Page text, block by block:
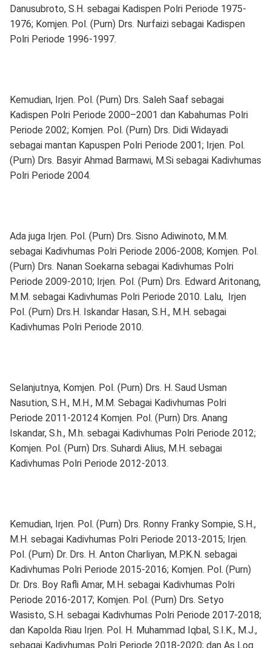
Danusubroto, S.H. sebagai Kadispen Polri Periode 1975-
1976; Komjen. Pol. (Purn) Drs. Nurfaizi sebagai Kadispen
Polri Periode 1996-1997.
Kemudian, Irjen. Pol. (Purn) Drs. Saleh Saaf sebagai
Kadispen Polri Periode 2000–2001 dan Kabahumas Polri
Periode 2002; Komjen. Pol. (Purn) Drs. Didi Widayadi
sebagai mantan Kapuspen Polri Periode 2001; Irjen. Pol.
(Purn) Drs. Basyir Ahmad Barmawi, M.Si sebagai Kadivhumas
Polri Periode 2004.
Ada juga Irjen. Pol. (Purn) Drs. Sisno Adiwinoto, M.M.
sebagai Kadivhumas Polri Periode 2006-2008; Komjen. Pol.
(Purn) Drs. Nanan Soekarna sebagai Kadivhumas Polri
Periode 2009-2010; Irjen. Pol. (Purn) Drs. Edward Aritonang,
M.M. sebagai Kadivhumas Polri Periode 2010. Lalu, Irjen
Pol. (Purn) Drs.H. Iskandar Hasan, S.H., M.H. sebagai
Kadivhumas Polri Periode 2010.
Selanjutnya, Komjen. Pol. (Purn) Drs. H. Saud Usman
Nasution, S.H., M.H., M.M. Sebagai Kadivhumas Polri
Periode 2011-20124 Komjen. Pol. (Purn) Drs. Anang
Iskandar, S.h., M.h. sebagai Kadivhumas Polri Periode 2012;
Komjen. Pol. (Purn) Drs. Suhardi Alius, M.H. sebagai
Kadivhumas Polri Periode 2012-2013.
Kemudian, Irjen. Pol. (Purn) Drs. Ronny Franky Sompie, S.H.,
M.H. sebagai Kadivhumas Polri Periode 2013-2015; Irjen.
Pol. (Purn) Dr. Drs. H. Anton Charliyan, M.P.K.N. sebagai
Kadivhumas Polri Periode 2015-2016; Komjen. Pol. (Purn)
Dr. Drs. Boy Rafli Amar, M.H. sebagai Kadivhumas Polri
Periode 2016-2017; Komjen. Pol. (Purn) Drs. Setyo
Wasisto, S.H. sebagai Kadivhumas Polri Periode 2017-2018;
dan Kapolda Riau Irjen. Pol. H. Muhammad Iqbal, S.I.K., M.J.,
sebagai Kadivhumas Polri Periode 2018-2020; dan As Log